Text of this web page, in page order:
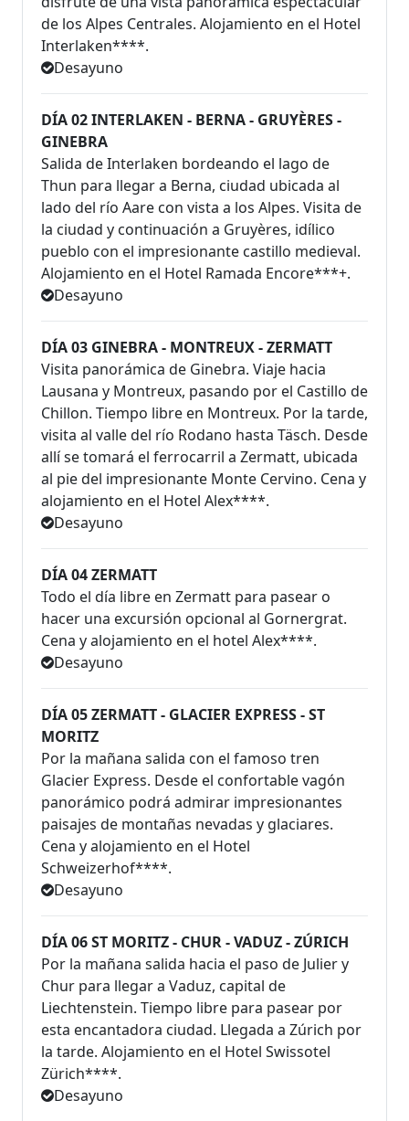
de los Alpes Centrales. Alojamiento en el Hotel
Interlaken****.
Desayuno
DÍA 02 INTERLAKEN - BERNA - GRUYÈRES -
GINEBRA
Salida de Interlaken bordeando el lago de
Thun para llegar a Berna, ciudad ubicada al
lado del río Aare con vista a los Alpes. Visita de
la ciudad y continuación a Gruyères, idílico
pueblo con el impresionante castillo medieval.
Alojamiento en el Hotel Ramada Encore***+.
Desayuno
DÍA 03 GINEBRA - MONTREUX - ZERMATT
Visita panorámica de Ginebra. Viaje hacia
Lausana y Montreux, pasando por el Castillo de
Chillon. Tiempo libre en Montreux. Por la tarde,
visita al valle del río Rodano hasta Täsch. Desde
allí se tomará el ferrocarril a Zermatt, ubicada
al pie del impresionante Monte Cervino. Cena y
alojamiento en el Hotel Alex****.
Desayuno
DÍA 04 ZERMATT
Todo el día libre en Zermatt para pasear o
hacer una excursión opcional al Gornergrat.
Cena y alojamiento en el hotel Alex****.
Desayuno
DÍA 05 ZERMATT - GLACIER EXPRESS - ST
MORITZ
Por la mañana salida con el famoso tren
Glacier Express. Desde el confortable vagón
panorámico podrá admirar impresionantes
paisajes de montañas nevadas y glaciares.
Cena y alojamiento en el Hotel
Schweizerhof****.
Desayuno
DÍA 06 ST MORITZ - CHUR - VADUZ - ZÚRICH
Por la mañana salida hacia el paso de Julier y
Chur para llegar a Vaduz, capital de
Liechtenstein. Tiempo libre para pasear por
esta encantadora ciudad. Llegada a Zúrich por
la tarde. Alojamiento en el Hotel Swissotel
Zürich****.
Desayuno